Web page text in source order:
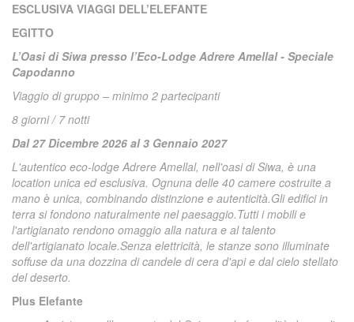
ESCLUSIVA VIAGGI DELL’ELEFANTE
EGITTO
L’Oasi di Siwa presso l’Eco-Lodge Adrere Amellal - Speciale
Capodanno
Viaggio di gruppo – minimo 2 partecipanti
8 giorni / 7 notti
Dal 27 Dicembre 2026 al 3 Gennaio 2027
L'autentico eco-lodge Adrere Amellal, nell'oasi di Siwa, è una
location unica ed esclusiva. Ognuna delle 40 camere costruite a
mano è unica, combinando distinzione e autenticità.Gli edifici in
terra si fondono naturalmente nel paesaggio.Tutti i mobili e
l'artigianato rendono omaggio alla natura e al talento
dell'artigianato locale.Senza elettricità, le stanze sono illuminate
soffuse da una dozzina di candele di cera d'api e dal cielo stellato
del deserto.
Plus Elefante